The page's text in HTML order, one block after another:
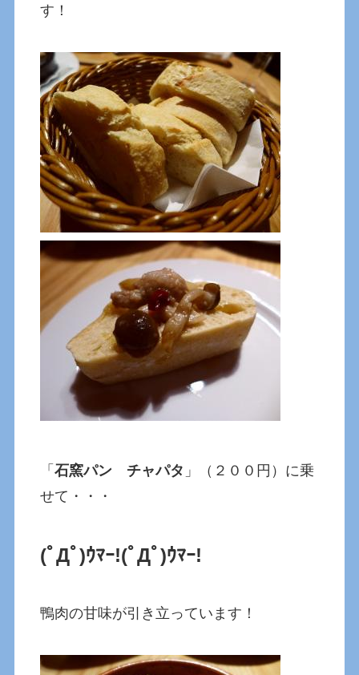
す！
「石窯パン チャパタ 」（２００円）に乗
せて・・・
(ﾟДﾟ)ｳﾏｰ!(ﾟДﾟ)ｳﾏｰ!
鴨肉の甘味が引き立っています！